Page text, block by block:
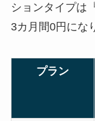
ションタイプは
3カ月間0円にな
プラン